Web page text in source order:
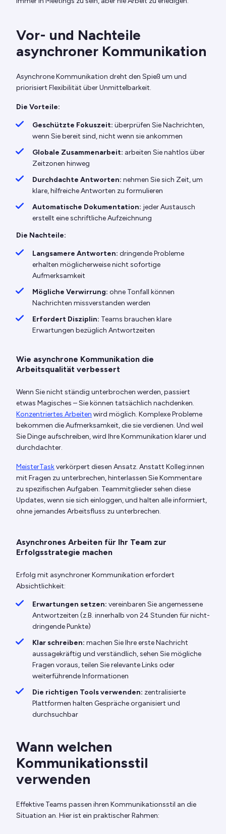
Vor- und Nachteile
asynchroner Kommunikation
Asynchrone Kommunikation dreht den Spieß um und
priorisiert Flexibilität über Unmittelbarkeit.
Die Vorteile:
Geschützte Fokuszeit: überprüfen Sie Nachrichten,
wenn Sie bereit sind, nicht wenn sie ankommen
Globale Zusammenarbeit: arbeiten Sie nahtlos über
Zeitzonen hinweg
Durchdachte Antworten: nehmen Sie sich Zeit, um
klare, hilfreiche Antworten zu formulieren
Automatische Dokumentation: jeder Austausch
erstellt eine schriftliche Aufzeichnung
Die Nachteile:
Langsamere Antworten: dringende Probleme
erhalten möglicherweise nicht sofortige
Aufmerksamkeit
Mögliche Verwirrung: ohne Tonfall können
Nachrichten missverstanden werden
Erfordert Disziplin: Teams brauchen klare
Erwartungen bezüglich Antwortzeiten
Wie asynchrone Kommunikation die
Arbeitsqualität verbessert
Wenn Sie nicht ständig unterbrochen werden, passiert
etwas Magisches – Sie können tatsächlich nachdenken.
Konzentriertes Arbeiten wird möglich. Komplexe Probleme
bekommen die Aufmerksamkeit, die sie verdienen. Und weil
Sie Dinge aufschreiben, wird Ihre Kommunikation klarer und
durchdachter.
MeisterTaskverkörpert diesen Ansatz. Anstatt Kolleg:innen
mit Fragen zu unterbrechen, hinterlassen Sie Kommentare
zu spezifischen Aufgaben. Teammitglieder sehen diese
Updates, wenn sie sich einloggen, und halten alle informiert,
ohne jemandes Arbeitsfluss zu unterbrechen.
Asynchrones Arbeiten für Ihr Team zur
Erfolgsstrategie machen
Erfolg mit asynchroner Kommunikation erfordert
Absichtlichkeit:
Erwartungen setzen: vereinbaren Sie angemessene
Antwortzeiten (z.B. innerhalb von 24 Stunden für nicht-
dringende Punkte)
Klar schreiben: machen Sie Ihre erste Nachricht
aussagekräftig und verständlich, sehen Sie mögliche
Fragen voraus, teilen Sie relevante Links oder
weiterführende Informationen
Die richtigen Tools verwenden: zentralisierte
Plattformen halten Gespräche organisiert und
durchsuchbar
Wann welchen
Kommunikationsstil
verwenden
Effektive Teams passen ihren Kommunikationsstil an die
Situation an. Hier ist ein praktischer Rahmen: